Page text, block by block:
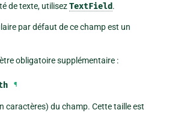
de texte, utilisezTextField.
par défaut de ce champ est un
obligatoire supplémentaire :
¶
caractères) du champ. Cette taille est